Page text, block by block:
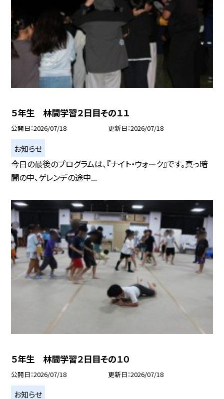
５年生 林間学習２日目その１１
公開日 2026/07/18 更新日 2026/07/18
お知らせ
今日の最後のプログラムは、『ナイト・ウォーク』です。真っ暗
闇の中、ゲレンデの途中...
５年生 林間学習２日目その１０
公開日 2026/07/18 更新日 2026/07/18
お知らせ